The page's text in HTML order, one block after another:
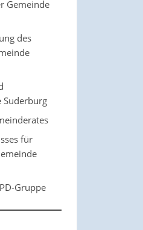
Gemeinde
des
Suderburg
für
Gruppe